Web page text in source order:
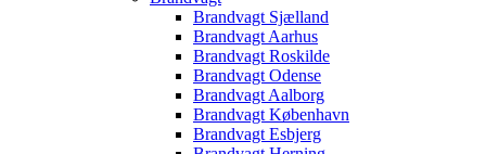
Brandvagt Sjælland
Brandvagt Aarhus
Brandvagt Roskilde
Brandvagt Odense
Brandvagt Aalborg
Brandvagt København
Brandvagt Esbjerg